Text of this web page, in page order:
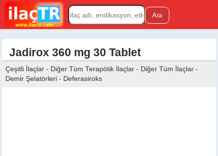
Jadirox 360 mg 30 Tablet
Çeşitli İlaçlar - Diğer Tüm Terapötik İlaçlar - Diğer Tüm İlaçlar -
Demir Şelatörleri - Deferasiroks